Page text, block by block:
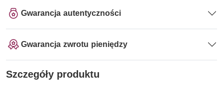
Gwarancja autentyczności
Gwarancja zwrotu pieniędzy
Szczegóły produktu